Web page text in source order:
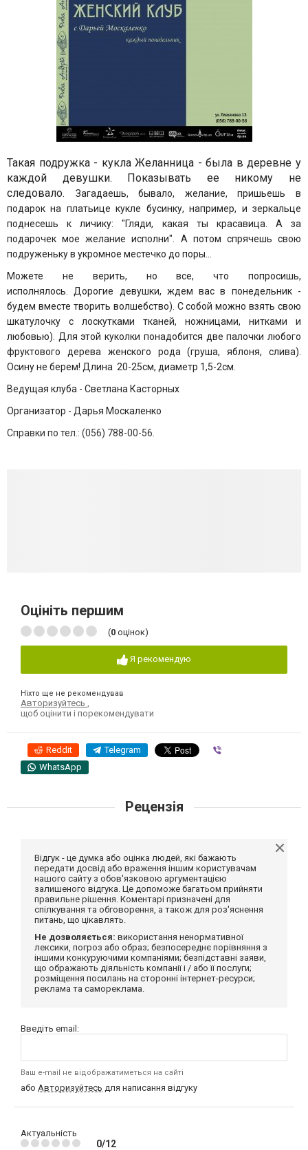
Такая подружка - кукла Желанница - была в деревне у
каждой девушки. Показывать ее никому не
следовало.
Загадаешь, бывало, желание, пришьешь в
подарок на платьице кукле бусинку, например, и зеркальце
поднесешь к личику: "Гляди, какая ты красавица. А за
подарочек мое желание исполни". А потом спрячешь свою
подруженьку в укромное местечко до поры...
Можете не верить, но все, что попросишь,
исполнялось. Дорогие девушки, ждем вас в понедельник -
будем вместе творить волшебство). С собой можно взять свою
шкатулочку с лоскутками тканей, ножницами, нитками и
любовью). Для этой куколки понадобится две палочки любого
фруктового дерева женского рода (груша, яблоня, слива).
Осину не берем! Длина 20-25см, диаметр 1,5-2см.
Ведущая клуба - Светлана Касторных
Организатор - Дарья Москаленко
Справки по тел.: (056) 788-00-56.
Оцініть першим
(0 оцінок)
Я рекомендую
Ніхто ще не рекомендував
Авторизуйтесь
щоб оцінити і порекомендувати
Reddit Telegram
WhatsApp
Рецензія
Відгук - це думка або оцінка людей, які бажають
передати досвід або враження іншим користувачам
нашого сайту з обов'язковою аргументацією
залишеного відгука. Це допоможе багатьом прийняти
правильне рішення. Коментарі призначені для
спілкування та обговорення, а також для роз'яснення
питань, що цікавлять.
Не дозволяється: використання ненормативної
лексики, погроз або образ; безпосереднє порівняння з
іншими конкуруючими компаніями; безпідставні заяви,
що ображають діяльність компанії і / або її послуги;
розміщення посилань на сторонні інтернет-ресурси;
реклама та самореклама.
Введіть email:
Ваш e-mail не відображатиметься на сайті
або Авторизуйтесь для написання відгуку
Актуальність
0/12